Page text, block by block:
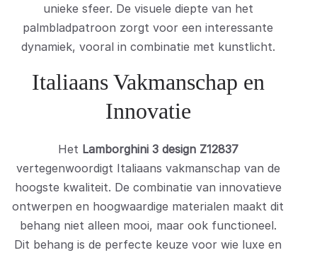
unieke sfeer. De visuele diepte van het
palmbladpatroon zorgt voor een interessante
dynamiek, vooral in combinatie met kunstlicht.
Italiaans Vakmanschap en
Innovatie
Het Lamborghini 3 design Z12837
vertegenwoordigt Italiaans vakmanschap van de
hoogste kwaliteit. De combinatie van innovatieve
ontwerpen en hoogwaardige materialen maakt dit
behang niet alleen mooi, maar ook functioneel.
Dit behang is de perfecte keuze voor wie luxe en